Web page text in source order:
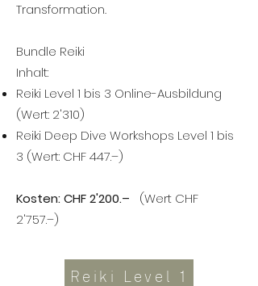
Transformation.
Bundle Reiki
Inhalt:
Reiki Level 1 bis 3 Online-Ausbildung
(Wert: 2'310)
Reiki Deep Dive Workshops Level 1 bis
3 (Wert: CHF 447.–)
Kosten: CHF 2'200.– (​Wert CHF
2'757.–)
Reiki Level 1